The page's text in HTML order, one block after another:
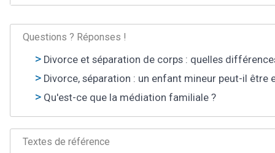
Questions ? Réponses !
Divorce et séparation de corps : quelles
Divorce, séparation : un enfant mineur peut-il être
Qu'est-ce que la médiation familiale ?
Textes de référence